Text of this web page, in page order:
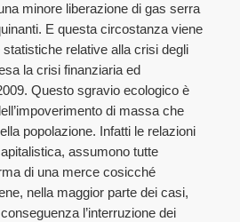
minore liberazione di gas serra
E questa circostanza viene
relative alla crisi degli
la crisi finanziaria ed
Questo sgravio ecologico è
di massa che
popolazione. Infatti le relazioni
assumono tutte
di una merce cosicché
nella maggior parte dei casi,
l’interruzione dei